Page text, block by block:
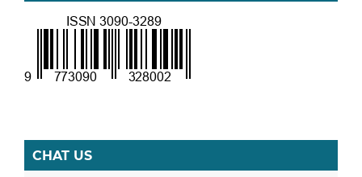
CHAT US